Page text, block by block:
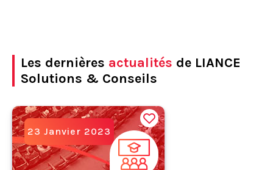
Les dernières actualités de LIANCE
Solutions & Conseils
23 Janvier 2023